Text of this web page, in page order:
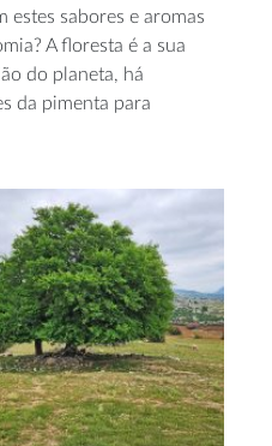
estes sabores e aromas
A floresta é a sua
do planeta, há
da pimenta para